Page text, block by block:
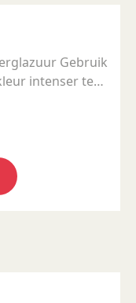
Gebruik
intenser te
mits er een